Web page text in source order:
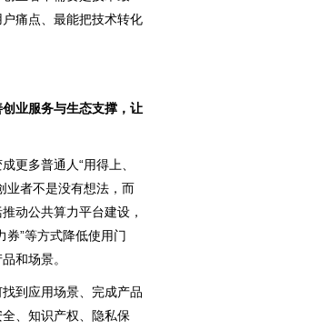
痛点、最能把技术转化
业服务与生态支撑，让
更多普通人“用得上、
业者不是没有想法，而
动公共算力平台建设，
券”等方式降低使用门
和场景。
到应用场景、完成产品
、知识产权、隐私保